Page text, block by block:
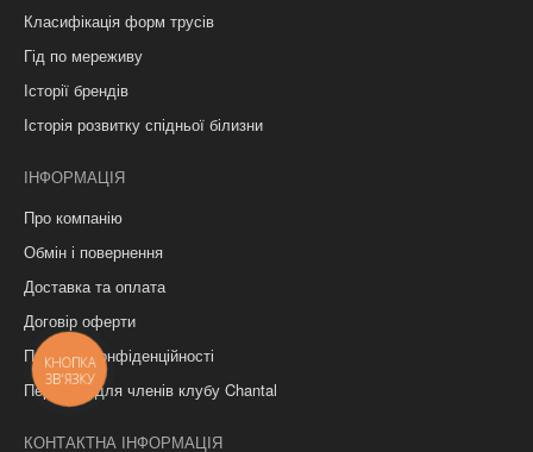
Класифікація форм трусів
Гід по мереживу
Історії брендів
Історія розвитку спідньої білизни
ІНФОРМАЦІЯ
Про компанію
Обмін і повернення
Доставка та оплата
Договір оферти
Політика конфіденційності
Переваги для членів клубу Chantal
КОНТАКТНА ІНФОРМАЦІЯ
КНОПКА
ЗВ'ЯЗКУ